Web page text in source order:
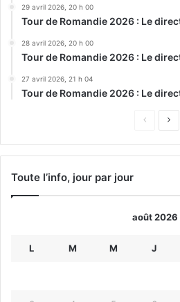
29 avril 2026, 20 h 00
Tour de Romandie 2026 : Le
28 avril 2026, 20 h 00
Tour de Romandie 2026 : Le
27 avril 2026, 21 h 04
Tour de Romandie 2026 : Le
Page
Toute l’info, jour par jour
août 2026
L M M J